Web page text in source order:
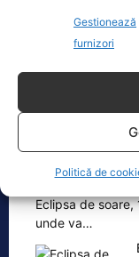
Gestionează
furnizori
Politică de
Eclipsa de soare,
unde va…